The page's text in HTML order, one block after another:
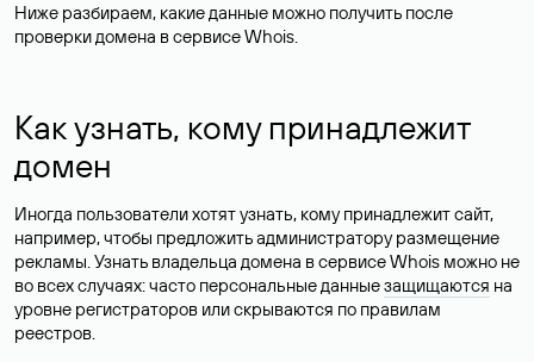
Ниже разбираем, какие данные можно получить после
проверки домена в сервисе Whois.
Как узнать, кому принадлежит
домен
Иногда пользователи хотят узнать, кому принадлежит сайт,
например, чтобы предложить администратору размещение
рекламы. Узнать владельца домена в сервисе Whois можно не
во всех случаях: часто персональные данныезащищаются на
уровне регистраторов или скрываются по правилам
реестров.